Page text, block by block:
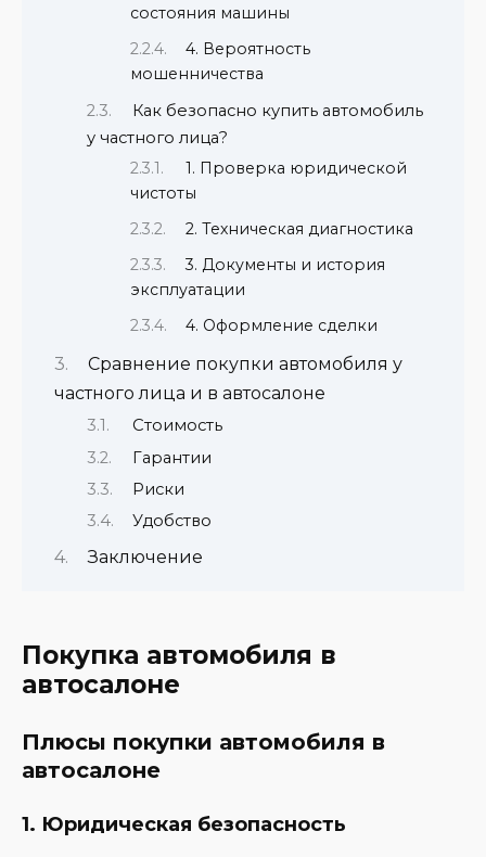
состояния машины
4. Вероятность
мошенничества
Как безопасно купить автомобиль
у частного лица?
1. Проверка юридической
чистоты
2. Техническая диагностика
3. Документы и история
эксплуатации
4. Оформление сделки
Сравнение покупки автомобиля у
частного лица и в автосалоне
Стоимость
Гарантии
Риски
Удобство
Заключение
Покупка автомобиля в
автосалоне
Плюсы покупки автомобиля в
автосалоне
1. Юридическая безопасность